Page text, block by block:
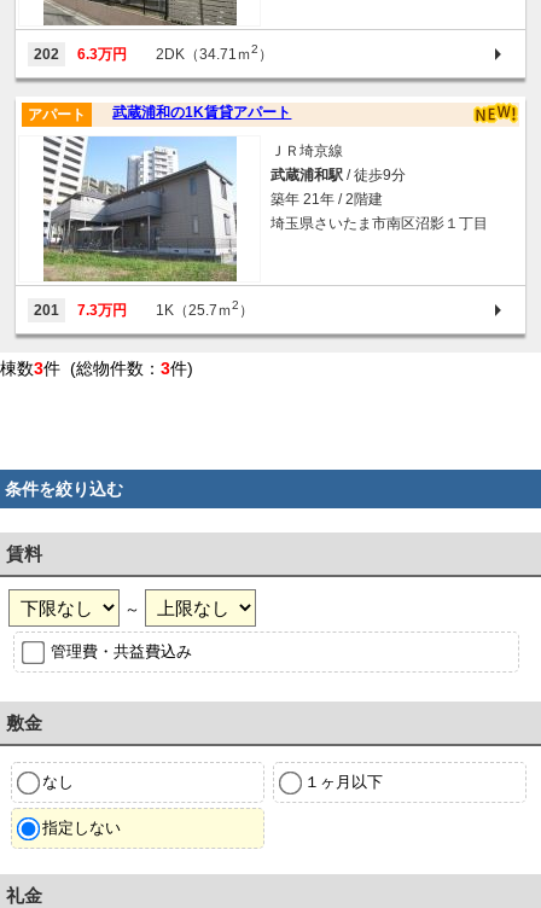
202 6.3万円 2DK（34.71ｍ2 ）
武蔵浦和の1K賃貸アパート
アパート
ＪＲ埼京線
武蔵浦和駅 / 徒歩9分
築年 21年 / 2階建
埼玉県さいたま市南区沼影１丁目
201 7.3万円 1K（25.7ｍ2 ）
棟数3件 (総物件数： 3件)
条件を絞り込む
賃料
～
管理費・共益費込み
敷金
なし １ヶ月以下
指定しない
礼金